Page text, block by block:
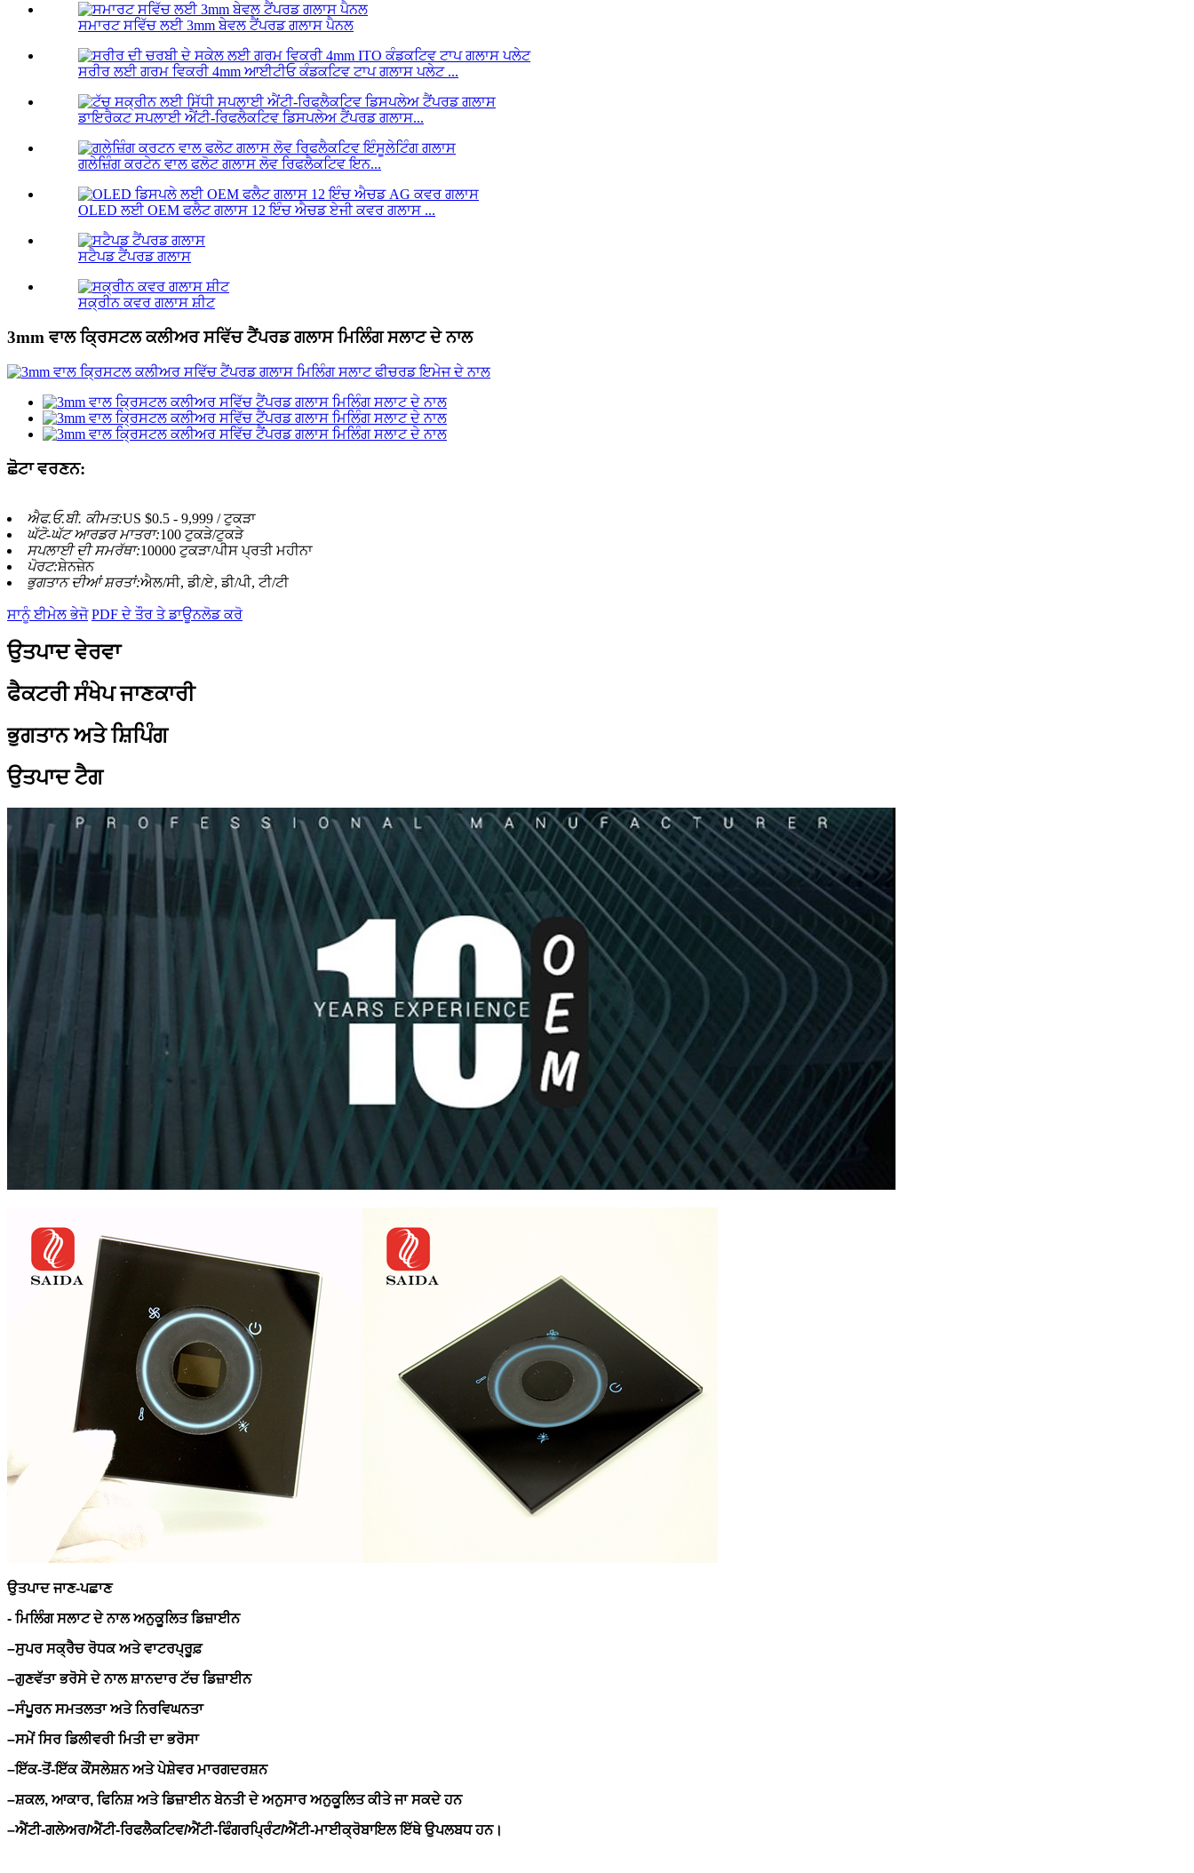
ਸਮਾਰਟ ਸਵਿੱਚ ਲਈ 3mm ਬੇਵਲ ਟੈਂਪਰਡ ਗਲਾਸ ਪੈਨਲ
ਸਰੀਰ ਲਈ ਗਰਮ ਵਿਕਰੀ 4mm ਆਈਟੀਓ ਕੰਡਕਟਿਵ ਟਾਪ ਗਲਾਸ ਪਲੇਟ ...
ਡਾਇਰੈਕਟ ਸਪਲਾਈ ਐਂਟੀ-ਰਿਫਲੈਕਟਿਵ ਡਿਸਪਲੇਅ ਟੈਂਪਰਡ ਗਲਾਸ...
ਗਲੇਜ਼ਿੰਗ ਕਰਟੇਨ ਵਾਲ ਫਲੋਟ ਗਲਾਸ ਲੋਵ ਰਿਫਲੈਕਟਿਵ ਇਨ...
OLED ਲਈ OEM ਫਲੈਟ ਗਲਾਸ 12 ਇੰਚ ਐਚਡ ਏਜੀ ਕਵਰ ਗਲਾਸ ...
ਸਟੈਪਡ ਟੈਂਪਰਡ ਗਲਾਸ
ਸਕ੍ਰੀਨ ਕਵਰ ਗਲਾਸ ਸ਼ੀਟ
3mm ਵਾਲ ਕ੍ਰਿਸਟਲ ਕਲੀਅਰ ਸਵਿੱਚ ਟੈਂਪਰਡ ਗਲਾਸ ਮਿਲਿੰਗ ਸਲਾਟ ਦੇ ਨਾਲ
ਛੋਟਾ ਵਰਣਨ:
ਐਫ.ਓ.ਬੀ. ਕੀਮਤ:US $0.5 - 9,999 / ਟੁਕੜਾ
ਘੱਟੋ-ਘੱਟ ਆਰਡਰ ਮਾਤਰਾ:100 ਟੁਕੜੇ/ਟੁਕੜੇ
ਸਪਲਾਈ ਦੀ ਸਮਰੱਥਾ:10000 ਟੁਕੜਾ/ਪੀਸ ਪ੍ਰਤੀ ਮਹੀਨਾ
ਪੋਰਟ:ਸ਼ੇਨਜ਼ੇਨ
ਭੁਗਤਾਨ ਦੀਆਂ ਸ਼ਰਤਾਂ:ਐਲ/ਸੀ, ਡੀ/ਏ, ਡੀ/ਪੀ, ਟੀ/ਟੀ
ਸਾਨੂੰ ਈਮੇਲ ਭੇਜੋ PDF ਦੇ ਤੌਰ ਤੇ ਡਾਊਨਲੋਡ ਕਰੋ
ਉਤਪਾਦ ਵੇਰਵਾ
ਫੈਕਟਰੀ ਸੰਖੇਪ ਜਾਣਕਾਰੀ
ਭੁਗਤਾਨ ਅਤੇ ਸ਼ਿਪਿੰਗ
ਉਤਪਾਦ ਟੈਗ
ਉਤਪਾਦ ਜਾਣ-ਪਛਾਣ
- ਮਿਲਿੰਗ ਸਲਾਟ ਦੇ ਨਾਲ ਅਨੁਕੂਲਿਤ ਡਿਜ਼ਾਈਨ
–ਸੁਪਰ ਸਕ੍ਰੈਚ ਰੋਧਕ ਅਤੇ ਵਾਟਰਪ੍ਰੂਫ਼
–ਗੁਣਵੱਤਾ ਭਰੋਸੇ ਦੇ ਨਾਲ ਸ਼ਾਨਦਾਰ ਟੱਚ ਡਿਜ਼ਾਈਨ
–ਸੰਪੂਰਨ ਸਮਤਲਤਾ ਅਤੇ ਨਿਰਵਿਘਨਤਾ
–ਸਮੇਂ ਸਿਰ ਡਿਲੀਵਰੀ ਮਿਤੀ ਦਾ ਭਰੋਸਾ
–ਇੱਕ-ਤੋਂ-ਇੱਕ ਕੌਂਸਲੇਸ਼ਨ ਅਤੇ ਪੇਸ਼ੇਵਰ ਮਾਰਗਦਰਸ਼ਨ
–ਸ਼ਕਲ, ਆਕਾਰ, ਫਿਨਿਸ਼ ਅਤੇ ਡਿਜ਼ਾਈਨ ਬੇਨਤੀ ਦੇ ਅਨੁਸਾਰ ਅਨੁਕੂਲਿਤ ਕੀਤੇ ਜਾ ਸਕਦੇ ਹਨ
–ਐਂਟੀ-ਗਲੇਅਰ/ਐਂਟੀ-ਰਿਫਲੈਕਟਿਵ/ਐਂਟੀ-ਫਿੰਗਰਪ੍ਰਿੰਟ/ਐਂਟੀ-ਮਾਈਕ੍ਰੋਬਾਇਲ ਇੱਥੇ ਉਪਲਬਧ ਹਨ।